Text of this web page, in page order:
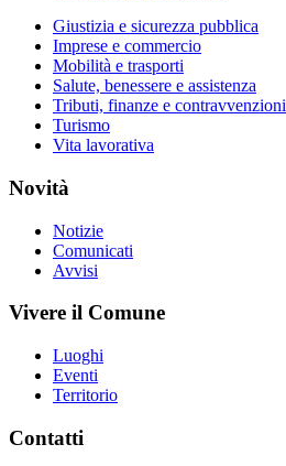
Giustizia e sicurezza pubblica
Imprese e commercio
Mobilità e trasporti
Salute, benessere e assistenza
Tributi, finanze e contravvenzioni
Turismo
Vita lavorativa
Novità
Notizie
Comunicati
Avvisi
Vivere il Comune
Luoghi
Eventi
Territorio
Contatti